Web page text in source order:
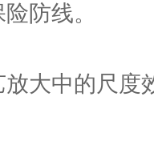
防线。
大中的尺度